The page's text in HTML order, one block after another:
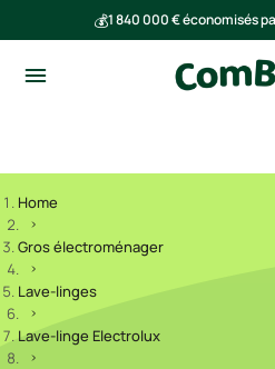
💰1 840 000 € économisés
Home
Gros électroménager
Lave-linges
Lave-linge Electrolux